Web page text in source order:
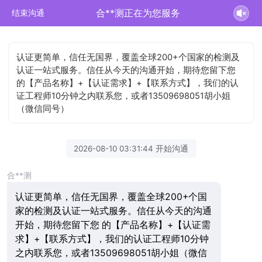
结束沟通 合**测正在为您服务
认证更简单，信任无国界，覆盖全球200+个国家的检测及
认证一站式服务。信任从今天的沟通开始，期待您留下您
的【产品名称】+【认证需求】+【联系方式】，我们的认
证工程师10分钟之内联系您，或者13509698051胡小姐
（微信同号）
2026-08-10 03:31:44 开始沟通
合**测
认证更简单，信任无国界，覆盖全球200+个国
家的检测及认证一站式服务。信任从今天的沟通
开始，期待您留下您 的【产品名称】+【认证需
求】+【联系方式】，我们的认证工程师10分钟
之内联系您，或者13509698051胡小姐（微信